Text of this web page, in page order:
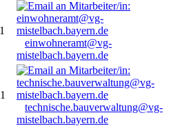
einwohneramt@vg-
mistelbach.bayern.de
technische.bauverwaltung@vg-
mistelbach.bayern.de